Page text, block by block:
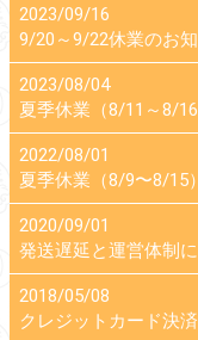
2023/09/16
9/20～9/22休業のお
2023/08/04
夏季休業（8/11～8/
2022/08/01
夏季休業（8/9〜8/15
2020/09/01
発送遅延と運営体制
2018/05/08
クレジットカード決